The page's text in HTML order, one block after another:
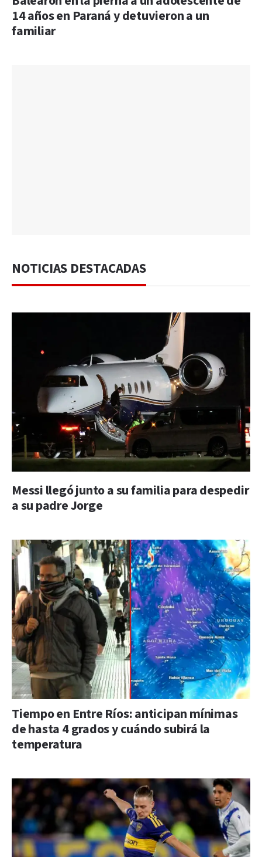
14 años en Paraná y detuvieron a un
familiar
NOTICIAS DESTACADAS
Messi llegó junto a su familia para despedir
a su padre Jorge
Tiempo en Entre Ríos: anticipan mínimas
de hasta 4 grados y cuándo subirá la
temperatura